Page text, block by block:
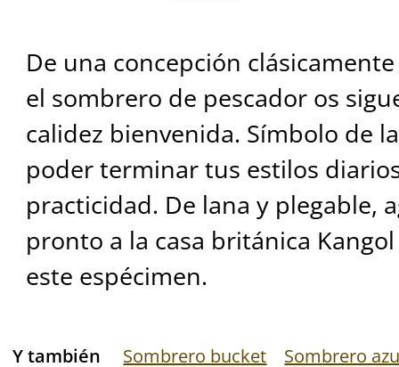
De una concepción
el sombrero de pescador os
calidez bienvenida. Símbolo de
poder terminar tus estilos
practicidad. De lana y plegable,
pronto a la casa británica
este espécimen.
Y también Sombrero bucket Sombrero